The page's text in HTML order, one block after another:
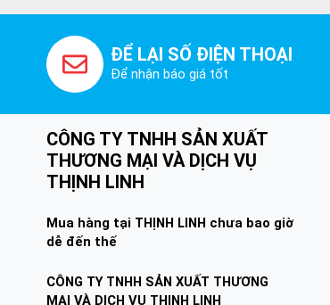
ĐỂ LẠI SỐ ĐIỆN THOẠI
Để nhận báo giá tốt
CÔNG TY TNHH SẢN XUẤT
THƯƠNG MẠI VÀ DỊCH VỤ
THỊNH LINH
Mua hàng tại THỊNH LINH chưa bao giờ
dễ đến thế
CÔNG TY TNHH SẢN XUẤT THƯƠNG
MẠI VÀ DỊCH VỤ THỊNH LINH